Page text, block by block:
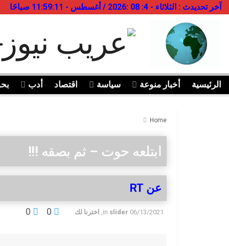
آخر تحديدث : الثلاثاء - 4: 08 :2026 / أغسطس - 11:59:11 صباحًا
الرئيسية أخبار منوعة سياسة اقتصاد أدب
Home
ابتلعه حوت – ثم بصقه !!!
عن RT
06/13/2021
in slider
, اخترنا لك 0
0